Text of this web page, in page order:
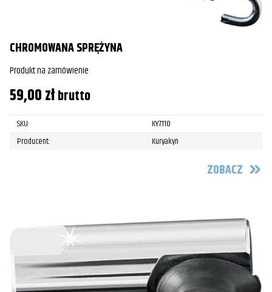
CHROMOWANA SPRĘŻYNA
Produkt na zamówienie
59,00złbrutto
SKU:
KY7110
Producent:
Kuryakyn
ZOBACZ